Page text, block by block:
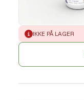
ERROR:
IKKE PÅ LAGER